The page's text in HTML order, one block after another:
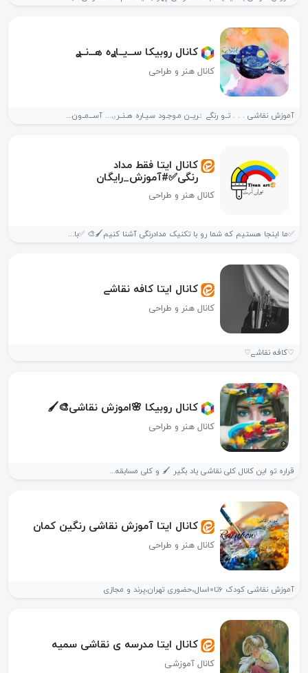
کانال روبیکا ســـ‌یــاࢪه هـــ‌نــࢪ
کانال هنر و طراحی
آموزش نقاشی . . . تــ‌و رنگے ٺریــ‌ن مـ‌وجـ‌ود سیـاره هــ‌نــرۍ... آســـ‌مــ‌ون...
کانال ایتا فقط مداد
رنگی✅#آموزش_رایگان
کانال هنر و طراحی
✅️ما اینجا هستیم که شما رو با تکنیک مدادرنگی آشنا کنیم🖌🎨 ✅️با...
کانال ایتا کافه نقاشے
کانال هنر و طراحی
♡کافه نقاشے♡
کانال روبیکا 🌸اموزش نقاشی🎨🖌
کانال هنر و طراحی
قراره تو این کانال کلی نقاشی یاد بگیر 🖌 و کلی مسابقه...
کانال ایتا آموزش نقاشی رنگین کمان
کانال هنر و طراحی
آموزش نقاشی کودک 6تا10سال،حضوری تهران،پرند و مجازی
کانال ایتا مدرسه ی نقاشی سمیه
کانال آموزشی